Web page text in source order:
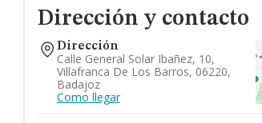
Dirección y contacto
Dirección
Calle General Solar Ibañez, 10,
Villafranca De Los Barros, 06220,
Badajoz
Como llegar